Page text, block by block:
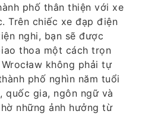
tôi sẽ không giới hạn
cố định, hãy thoải
con đường mòn ngoài
và đồ uống được phục
phố thân thiện với xe
Trên chiếc xe đạp điện
nghi, bạn sẽ được
thoa một cách trọn
không phải tự
phố nghìn năm tuổi
quốc gia, ngôn ngữ và
những ảnh hưởng từ